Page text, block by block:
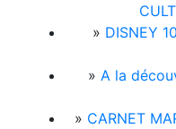
» DISNEY
» A la
» CARNET